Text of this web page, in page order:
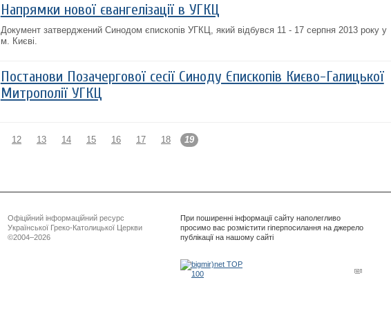
Напрямки нової євангелізації в УГКЦ
Документ затверджений Синодом єпископів УГКЦ, який відбувся 11 - 17 серпня 2013 року у
м. Києві.
Постанови Позачергової сесії Синоду Єпископів Києво-Галицької
Митрополії УГКЦ
12 13 14 15 16 17 18 19
Офіційний інформаційний ресурс
Української Греко-Католицької Церкви
©2004–2026
При поширенні інформації сайту наполегливо
просимо вас розмістити гіперпосилання на джерело
публікації на нашому сайті